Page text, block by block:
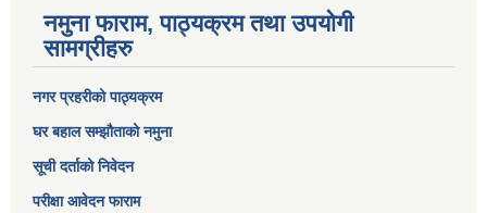
नमुना फाराम, पाठ्यक्रम तथा उपयोगी
सामग्रीहरु
नगर प्रहरीको पाठ्यक्रम
घर बहाल सम्झौताको नमुना
सूची दर्ताको निवेदन
परीक्षा आवेदन फाराम